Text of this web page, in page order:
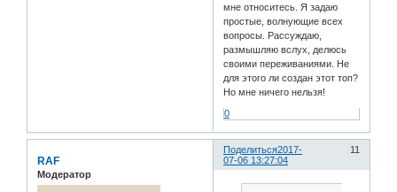
мне относитесь. Я задаю
простые, волнующие всех
вопросы. Рассуждаю,
размышляю вслух, делюсь
своими переживаниями. Не
для этого ли создан этот топ?
Но мне ничего нельзя!
0
Поделиться 11
2017-
07-06 13:27:04
RAF
Модератор